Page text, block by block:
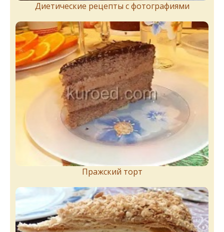
Диетические рецепты с фотографиями
Пражский торт